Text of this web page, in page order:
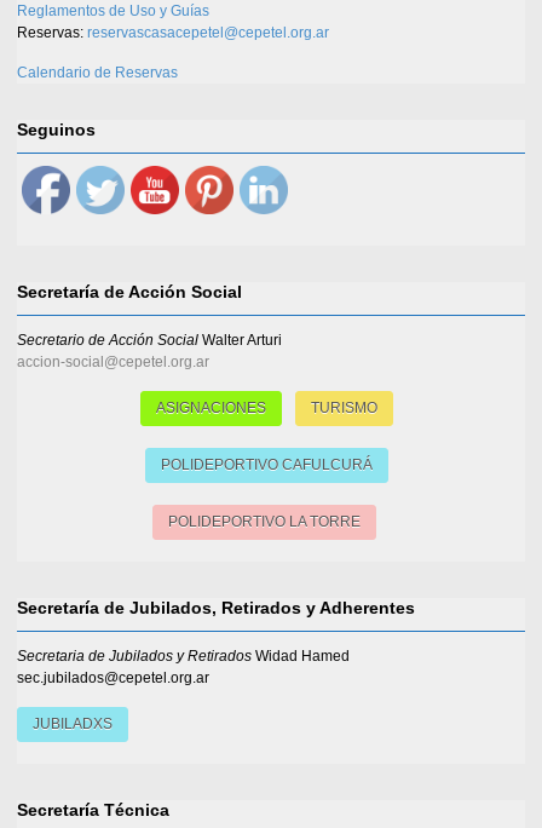
Reglamentos de Uso y Guías
Reservas: reservascasacepetel@cepetel.org.ar
Calendario de Reservas
Seguinos
Secretaría de Acción Social
Secretario de Acción Social Walter Arturi
accion-social@cepetel.org.ar
ASIGNACIONES TURISMO
POLIDEPORTIVO CAFULCURÁ
POLIDEPORTIVO LA TORRE
Secretaría de Jubilados, Retirados y Adherentes
Secretaria de Jubilados y Retirados Widad Hamed
sec.jubilados@cepetel.org.ar
JUBILADXS
Secretaría Técnica